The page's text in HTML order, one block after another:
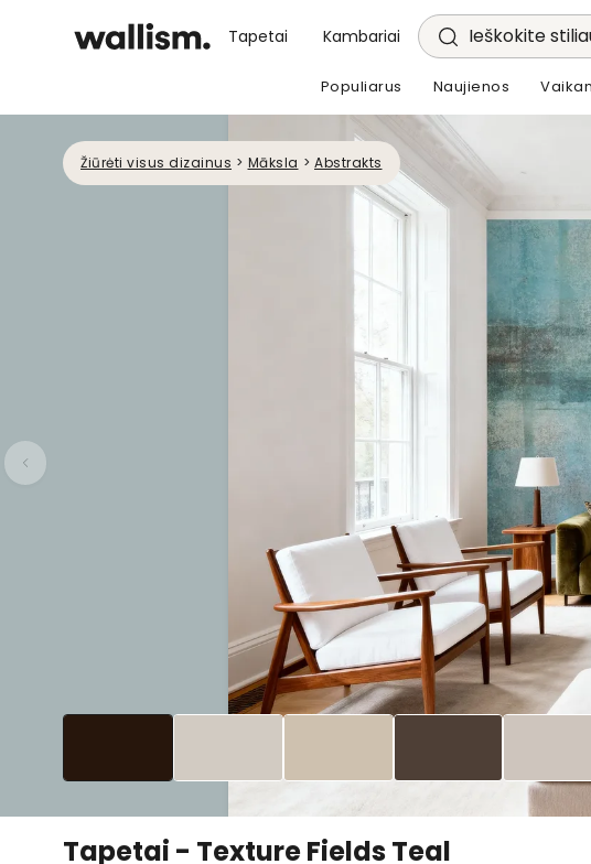
Tapetai Kambariai Ieškokite
Populiarus Naujienos
Žiūrėti visus dizainus > Māksla > Abstrakts
Tapetai - Texture Fields Teal